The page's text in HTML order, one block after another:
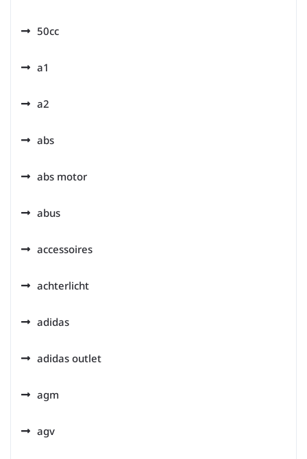
50cc
a1
a2
abs
abs motor
abus
accessoires
achterlicht
adidas
adidas outlet
agm
agv